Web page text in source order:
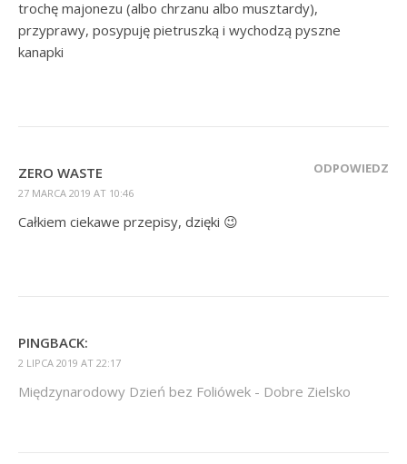
trochę majonezu (albo chrzanu albo musztardy),
przyprawy, posypuję pietruszką i wychodzą pyszne
kanapki
ZERO WASTE
27 MARCA 2019 AT 10:46
ODPOWIEDZ
Całkiem ciekawe przepisy, dzięki 😉
PINGBACK:
2 LIPCA 2019 AT 22:17
Międzynarodowy Dzień bez Foliówek - Dobre Zielsko